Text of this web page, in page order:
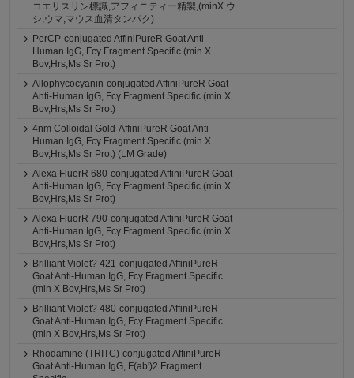
コエリスリン標識,アフィニティー精製,(minX ウ
シ,ウマ,マウス血清タンパク)
PerCP-conjugated AffiniPureR Goat Anti-
Human IgG, Fcγ Fragment Specific (min X
Bov,Hrs,Ms Sr Prot)
Allophycocyanin-conjugated AffiniPureR Goat
Anti-Human IgG, Fcγ Fragment Specific (min X
Bov,Hrs,Ms Sr Prot)
4nm Colloidal Gold-AffiniPureR Goat Anti-
Human IgG, Fcγ Fragment Specific (min X
Bov,Hrs,Ms Sr Prot) (LM Grade)
Alexa FluorR 680-conjugated AffiniPureR Goat
Anti-Human IgG, Fcγ Fragment Specific (min X
Bov,Hrs,Ms Sr Prot)
Alexa FluorR 790-conjugated AffiniPureR Goat
Anti-Human IgG, Fcγ Fragment Specific (min X
Bov,Hrs,Ms Sr Prot)
Brilliant Violet? 421-conjugated AffiniPureR
Goat Anti-Human IgG, Fcγ Fragment Specific
(min X Bov,Hrs,Ms Sr Prot)
Brilliant Violet? 480-conjugated AffiniPureR
Goat Anti-Human IgG, Fcγ Fragment Specific
(min X Bov,Hrs,Ms Sr Prot)
Rhodamine (TRITC)-conjugated AffiniPureR
Goat Anti-Human IgG, F(ab')2 Fragment